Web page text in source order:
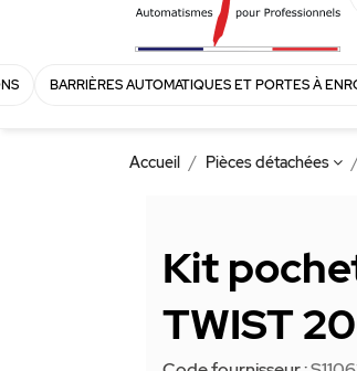
BARRIÈRES AUTOMATIQUES ET PORTES À
Accueil Pièces détachées
Kit
TWIST